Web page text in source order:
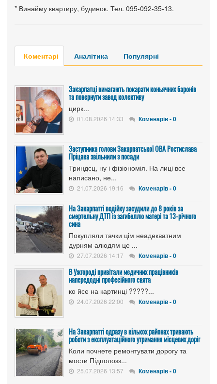
* Винайму квартиру, будинок. Тел. 095-092-35-13.
Коментарі Аналітика Популярні
Закарпатці вимагають покарати коньячних баронів
та повернути завод колективу
цирк...
01.08.2026 14:33 Коменарів - 0
Заступника голови Закарпатської ОВА Ростислава
Пріцака звільнили з посади
Триндєц, ну і фізіономія. На лиці все
написано, не...
21.07.2026 19:16 Коменарів - 0
На Закарпатті водійку засудили до 8 років за
смертельну ДТП із загибеллю матері та 13-річного
сина
Покупляли тачки цім неадекватним
дурням алюдям це ...
27.07.2026 14:17 Коменарів - 0
В Ужгороді привітали медичних працівників
напередодні професійного свята
ко йсе на картинці ?????...
24.07.2026 22:00 Коменарів - 0
На Закарпатті одразу в кількох районах тривають
роботи з експлуатаційного утримання місцевих доріг
Коли почнете ремонтувати дорогу та
мости Підполозз...
25.07.2026 13:57 Коменарів - 0